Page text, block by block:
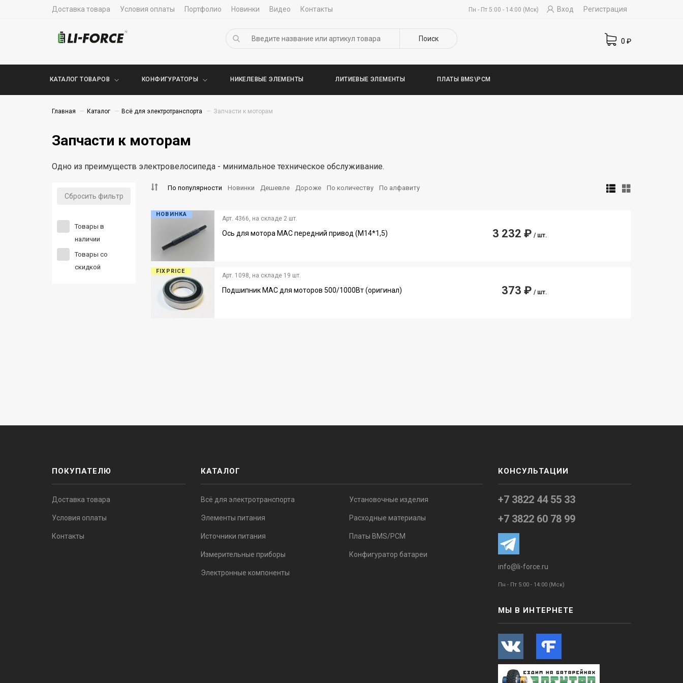
Доставка товара Условия оплаты Портфолио Новинки Видео Контакты Пн - Пт 5:00 - 14:00 (Мск) Вход Регистрация
Поиск 0 ₽
КАТАЛОГ ТОВАРОВ КОНФИГУРАТОРЫ НИКЕЛЕВЫЕ ЭЛЕМЕНТЫ ЛИТИЕВЫЕ ЭЛЕМЕНТЫ ПЛАТЫ BMS\PCM
Главная Каталог Всё для электротранспорта Запчасти к моторам
Запчасти к моторам
Одно из преимуществ электровелосипеда - минимальное техническое обслуживание.
Сбросить фильтр
Товары в
наличии
Товары со
скидкой
По популярности Новинки Дешевле Дороже По количеству По алфавиту
НОВИНКА
Арт. 4366, на складе 2 шт.
Ось для мотора MAC передний привод (M14*1,5) 3 232 ₽ / шт.
FIXPRICE
Арт. 1098, на складе 19 шт.
Подшипник MAC для моторов 500/1000Вт (оригинал) 373 ₽ / шт.
ПОКУПАТЕЛЮ
Доставка товара
Условия оплаты
Контакты
КАТАЛОГ
Всё для электротранспорта
Элементы питания
Источники питания
Измерительные приборы
Электронные компоненты
Установочные изделия
Расходные материалы
Платы BMS/PCM
Конфигуратор батареи
КОНСУЛЬТАЦИИ
+7 3822 44 55 33
+7 3822 60 78 99
info@li-force.ru
Пн - Пт 5:00 - 14:00 (Мск)
МЫ В ИНТЕРНЕТЕ